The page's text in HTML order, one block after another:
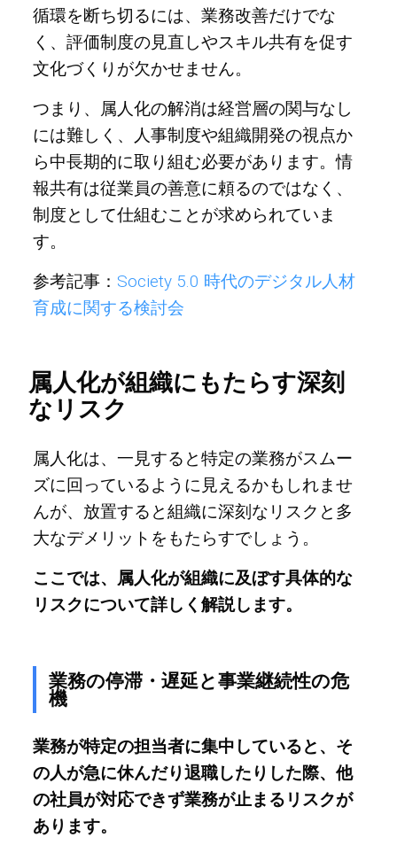
循環を断ち切るには、業務改善だけでな
く、評価制度の見直しやスキル共有を促す
文化づくりが欠かせません。
つまり、属人化の解消は経営層の関与なし
には難しく、人事制度や組織開発の視点か
ら中長期的に取り組む必要があります。情
報共有は従業員の善意に頼るのではなく、
制度として仕組むことが求められていま
す。
参考記事： Society 5.0 時代のデジタル人材
育成に関する検討会
属人化が組織にもたらす深刻
なリスク
属人化は、一見すると特定の業務がスムー
ズに回っているように見えるかもしれませ
んが、放置すると組織に深刻なリスクと多
大なデメリットをもたらすでしょう。
ここでは、属人化が組織に及ぼす具体的な
リスクについて詳しく解説します。
業務の停滞・遅延と事業継続性の危
機
業務が特定の担当者に集中していると、そ
の人が急に休んだり退職したりした際、他
の社員が対応できず業務が止まるリスクが
あります。